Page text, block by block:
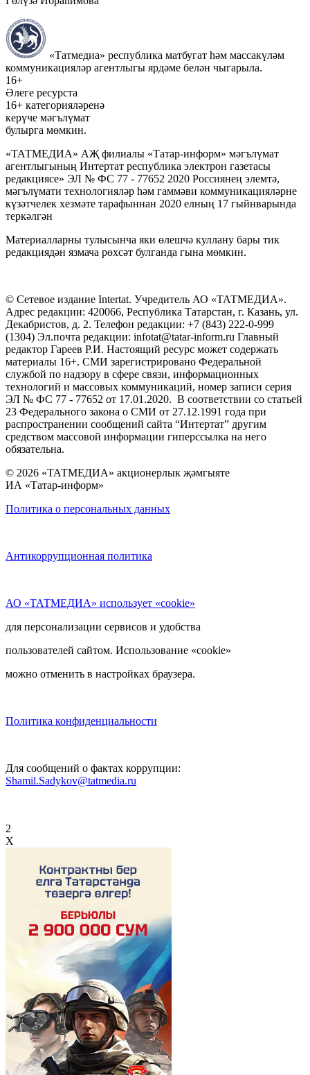
«Татмедиа» республика матбугат һәм массакүләм
коммуникацияләр агентлыгы ярдәме белән чыгарыла.
16+
Әлеге ресурста
16+ категорияләренә
керүче мәгълүмат
булырга мөмкин.
«ТАТМЕДИА» АҖ филиалы «Татар-информ» мәгълүмат
агентлыгының Интертат республика электрон газетасы
редакциясе» ЭЛ № ФС 77 - 77652 2020 Россиянең элемтә,
мәгълүмати технологияләр һәм гаммәви коммуникацияләрне
күзәтчелек хезмәте тарафыннан 2020 елның 17 гыйнварында
теркәлгән
Материалларны тулысынча яки өлешчә куллану бары тик
редакциядән язмача рөхсәт булганда гына мөмкин.
© Сетевое издание Intertat. Учредитель АО «ТАТМЕДИА».
Адрес редакции: 420066, Республика Татарстан, г. Казань, ул.
Декабристов, д. 2. Телефон редакции: +7 (843) 222-0-999
(1304) Эл.почта редакции: infotat@tatar-inform.ru Главный
редактор Гареев Р.И. Настоящий ресурс может содержать
материалы 16+. СМИ зарегистрировано Федеральной
службой по надзору в сфере связи, информационных
технологий и массовых коммуникаций, номер записи серия
ЭЛ № ФС 77 - 77652 от 17.01.2020. В соответствии со статьей
23 Федерального закона о СМИ от 27.12.1991 года при
распространении сообщений сайта “Интертат” другим
средством массовой информации гиперссылка на него
обязательна.
© 2026 «ТАТМЕДИА» акционерлык җәмгыяте
ИА «Татар-информ»
Политика о персональных данных
Антикоррупционная политика
АО «ТАТМЕДИА» использует «cookie»
для персонализации сервисов и удобства
пользователей сайтом. Использование «cookie»
можно отменить в настройках браузера.
Политика конфиденциальности
Для сообщений о фактах коррупции:
Shamil.Sadykov@tatmedia.ru
2
X